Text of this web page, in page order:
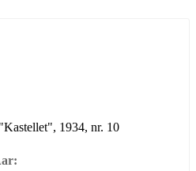
1934, nr. 10